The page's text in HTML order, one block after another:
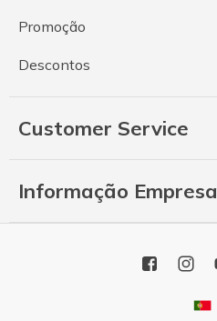
Promoção
Descontos
Customer Service
Informação Empresa